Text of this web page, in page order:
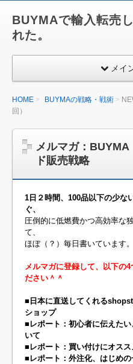
BUYMAで輸入転売
れた。
メイ
HOME BUYMAの戦略・戦術
回）
メルマガ：BUYMA
ド販売戦略
1日２時間、100品以下の少な
ぐ、
圧倒的に低燃費かつ高効率な
て、
ほぼ（？）毎日書いています。
メルマガに登録して、以下の
ださい＾＾
■日本に直送してくれる
ショップ
■レポート：初心者に伝えた
いて
■レポート：買い付けにオス
■レポート：外注化、はじめの